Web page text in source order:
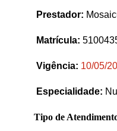
Prestador:
Matrícula:
Vigência: 10/05/
Especialidade:
Tipo de